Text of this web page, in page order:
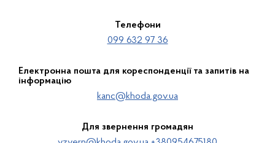
Телефони
099 632 97 36
Електронна пошта для кореспонденції та запитів на
інформацію
kanc@khoda.gov.ua
Для звернення громадян